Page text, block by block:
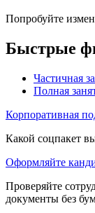
Попробуйте
Быстрые
Частичная
Полная
Корпоративная
Какой соцпакет
Оформляйте
Проверяйте
документы без